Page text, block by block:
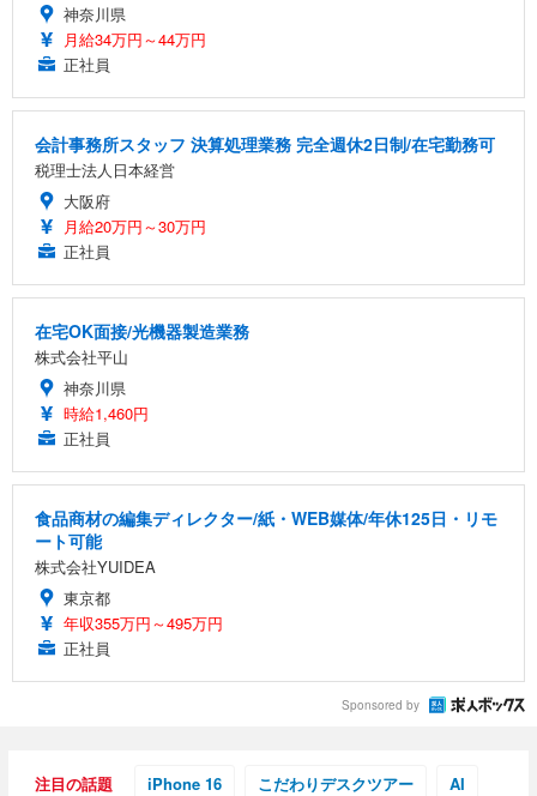
神奈川県
月給34万円～44万円
正社員
会計事務所スタッフ 決算処理業務 完全週休2日制/在宅勤務可
税理士法人日本経営
大阪府
月給20万円～30万円
正社員
在宅OK面接/光機器製造業務
株式会社平山
神奈川県
時給1,460円
正社員
食品商材の編集ディレクター/紙・WEB媒体/年休125日・リモ
ート可能
株式会社YUIDEA
東京都
年収355万円～495万円
正社員
Sponsored by
注目の話題 iPhone 16 こだわりデスクツアー AI